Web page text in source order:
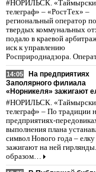
#НОРИЛЬСК.
телеграф» – «РостТех» –
региональный оператор
твердых коммунальных
подало в краевой
иск к управлению
Росприроднадзора.
14:05
На предприятиях
Заполярного филиала
«Норникеля» зажигают
#НОРИЛЬСК.
телеграф» – По традиции
предприятиях-
выполнения плана
символ Нового года –
зажигают на ней
образом…